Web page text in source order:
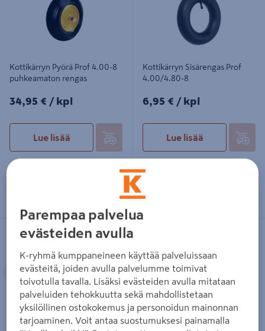
Kottikärryn Pyörä Prof 4.00-8
puhkeamaton rengas
34,95€/kpl
34,95 € / kpl
Lue lisää
Kottikärryn Sisärengas Prof
4.00/4.80-8
6,95€/kpl
6,95 € / kpl
Lue lisää
Kottikärryt Prof 70L galvanoitu
ilmarenkaalla
Edellinen Seuraava
Kottikärryt Prof 70L galvanoitu
Kottikärryn Pyörä Prof 3.50-6
Parempaa palvelua
evästeiden avulla
K-ryhmä kumppaneineen käyttää palveluissaan
evästeitä, joiden avulla palvelumme toimivat
toivotulla tavalla. Lisäksi evästeiden avulla mitataan
palveluiden tehokkuutta sekä mahdollistetaan
yksilöllinen ostokokemus ja personoidun mainonnan
tarjoaminen. Voit antaa suostumuksesi painamalla